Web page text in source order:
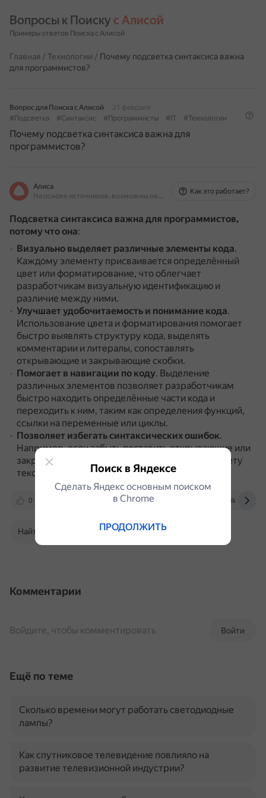
Вопросы к Поиску с Алисой
Примеры ответов Поиска с Алисой
Главная / Технологии / Почему подсветка синтаксиса важна
для программистов?
Вопрос для Поиска с Алисой
21 февраля
#Подсветка
#Синтаксис #Программисты #IT #Технологии
Почему подсветка синтаксиса важна для
программистов?
Алиса
На основе источников, возможны неточности
Как это работает?
Подсветка синтаксиса важна для программистов,
потому что она:
Визуально выделяет различные элементы кода.
Каждому элементу присваивается определённый
цвет или форматирование, что облегчает
разработчикам визуальную идентификацию и
различие между ними.
Улучшает удобочитаемость и понимание кода.
Использование цвета и форматирования помогает
быстро выявлять структуру кода, выделять
комментарии и литералы, сопоставлять
открывающие и закрывающие скобки.
Помогает в навигации по коду. Выделение
различных элементов позволяет разработчикам
быстро находить определённые части кода и
переходить к ним, таким как определения функций,
ссылки на переменные или циклы.
Позволяет избегать синтаксических ошибок.
Например, если забыть поставить открывающие или
закрывающие кавычки, это будет понятно по цвету
текста на экране.
0 comp.susu.ru
Найти в Поиске
Комментарии
Войти
Войдите, чтобы комментировать
Ещё по теме
Сколько времени могут работать светодиодные
лампы?
Как спутниковое телевидение повлияло на
развитие телевизионной индустрии?
Поиск в Яндексе
Сделать Яндекс основным поиском
в Сhrome
ПРОДОЛЖИТЬ